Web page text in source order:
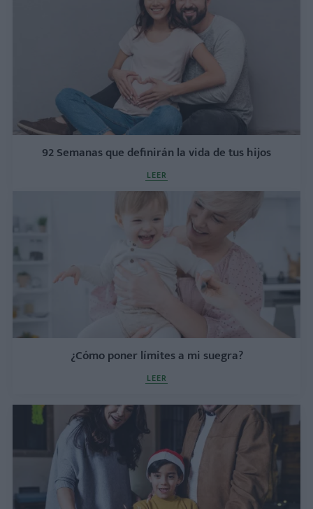
92 Semanas que definirán la vida de tus hijos
LEER
¿Cómo poner límites a mi suegra?
LEER